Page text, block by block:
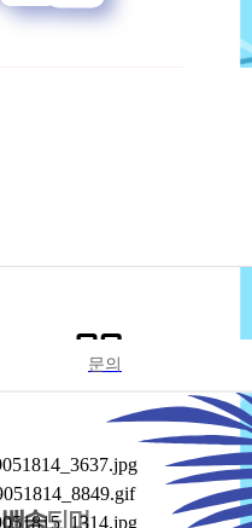
문의